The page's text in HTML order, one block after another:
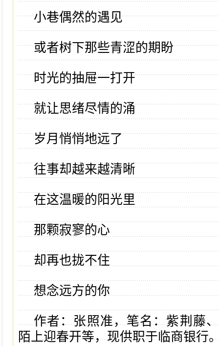
小巷偶然的遇见
或者树下那些青涩的期盼
时光的抽屉一打开
就让思绪尽情的涌
岁月悄悄地远了
往事却越来越清晰
在这温暖的阳光里
那颗寂寥的心
却再也拢不住
想念远方的你
作者：张照准，笔名：紫荆藤
陌上迎春开等，现供职于临商银行